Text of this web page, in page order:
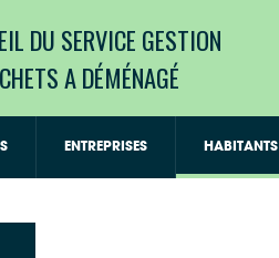
DU SERVICE GESTION
A DÉMÉNAGÉ
ENTREPRISES HABITANTS